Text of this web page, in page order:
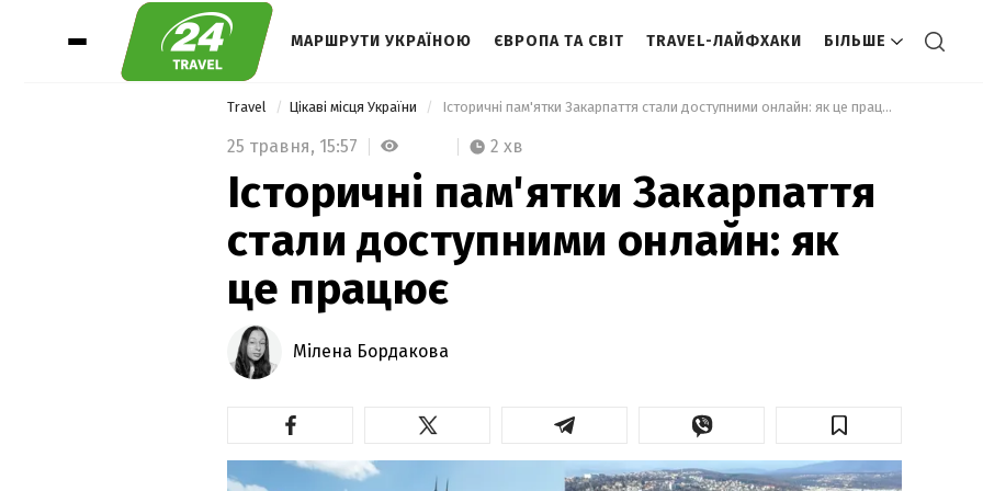
МАРШРУТИ УКРАЇНОЮ ЄВРОПА ТА СВІТ TRAVEL-ЛАЙФХАКИ БІЛЬШЕ
Travel Цікаві місця України Історичні пам'ятки Закарпаття стали доступними онлайн: як це працює
25 травня, 15:57 2 хв
Історичні пам'ятки Закарпаття
стали доступними онлайн: як
це працює
Мілена Бордакова